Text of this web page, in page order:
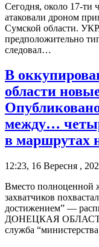
Сегодня, около 17-ти
атаковали дроном
Сумской области.
предположительно
следовал…
В
области
между…
в маршрутах
12:23, 16 Вересня ,
Вместо полноценной
захватчиков
достижением” —
ДОНЕЦКАЯ
служба